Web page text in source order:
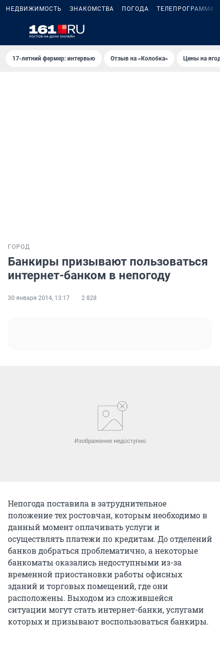
НЕДВИЖИМОСТЬ ЗНАКОМСТВА ПОГОДА ТЕЛЕПРОГРАММА
17-летний фермер: интервью Отзыв на «Колобка» Цены на
ГОРОД
Банкиры призывают пользоваться
интернет-банком в непогоду
30 января 2014, 13:17 2 828
Непогода поставила в затруднительное
положение тех ростовчан, которым необходимо в
данный момент оплачивать услуги и
осуществлять платежи по кредитам. До отделений
банков добраться проблематично, а некоторые
банкоматы оказались недоступными из-за
временной приостановки работы офисных
зданий и торговых помещений, где они
расположены. Выходом из сложившейся
ситуации могут стать интернет-банки, услугами
которых и призывают воспользоваться банкиры.